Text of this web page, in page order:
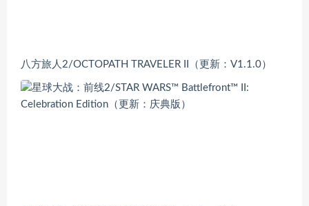
八方旅人2/OCTOPATH TRAVELER II（更新：V1.1.0）